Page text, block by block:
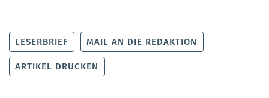
LESERBRIEF MAIL AN DIE REDAKTION
ARTIKEL DRUCKEN